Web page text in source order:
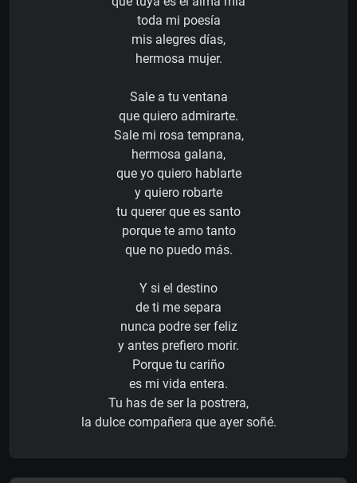
toda mi poesía
mis alegres días,
hermosa mujer.
Sale a tu ventana
que quiero admirarte.
Sale mi rosa temprana,
hermosa galana,
que yo quiero hablarte
y quiero robarte
tu querer que es santo
porque te amo tanto
que no puedo más.
Y si el destino
de ti me separa
nunca podre ser feliz
y antes prefiero morir.
Porque tu cariño
es mi vida entera.
Tu has de ser la postrera,
la dulce compañera que ayer soñé.